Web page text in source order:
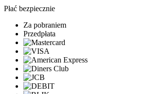
Płać bezpiecznie
Za pobraniem
Przedpłata